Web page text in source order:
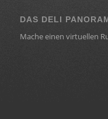
DAS DELI
Mache einen virtuellen